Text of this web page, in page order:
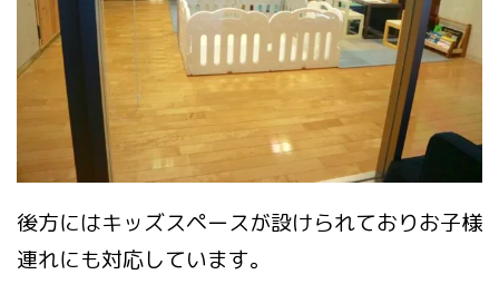
後方にはキッズスペースが設けられておりお子様
連れにも対応しています。